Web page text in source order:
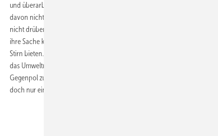
und überarbeitet haben, ist es überflüssig geworden. Anreiz gehen
davon nicht mehr aus. Da tröstet auch das Umweltprogramm 2030
nicht drüber hinweg. Stattdessen sollte Barbara Hendricks stärker für
ihre Sache kämpfen und Politikern der Industrielobby wie Fuchs die
Stirn bieten. Derzeit wirkt sie völlig kraftlos und abgeschlagen: Wenn
das Umweltministerium sich nicht endlich wieder stärker einbringt als
Gegenpol zu den Wirtschaftsinteressen, geht es mit dem Klimaschutz
doch nur einen Schritt vor und zwei zurück.